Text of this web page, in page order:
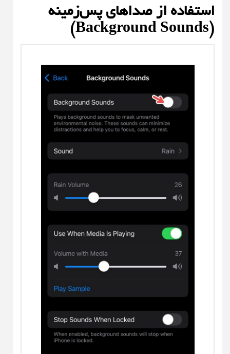
استفاده از صداهای پس‌زمینه